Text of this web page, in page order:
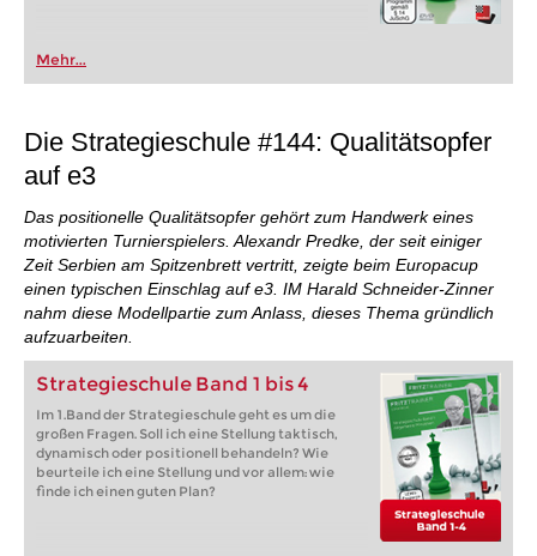
Mehr...
Die Strategieschule #144: Qualitätsopfer
auf e3
Das positionelle Qualitätsopfer gehört zum Handwerk eines
motivierten Turnierspielers. Alexandr Predke, der seit einiger
Zeit Serbien am Spitzenbrett vertritt, zeigte beim Europacup
einen typischen Einschlag auf e3. IM Harald Schneider-Zinner
nahm diese Modellpartie zum Anlass, dieses Thema gründlich
aufzuarbeiten.
Strategieschule Band 1 bis 4
Im 1.Band der Strategieschule geht es um die
großen Fragen. Soll ich eine Stellung taktisch,
dynamisch oder positionell behandeln? Wie
beurteile ich eine Stellung und vor allem: wie
finde ich einen guten Plan?